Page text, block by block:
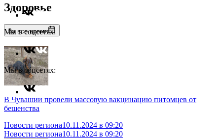
Мы в соцсетях:
Мы в соцсетях:
Здоровье
За все время
В Чувашии провели массовую вакцинацию питомцев от
бешенства
Новости региона10.11.2024 в 09:20
Новости региона10.11.2024 в 09:20